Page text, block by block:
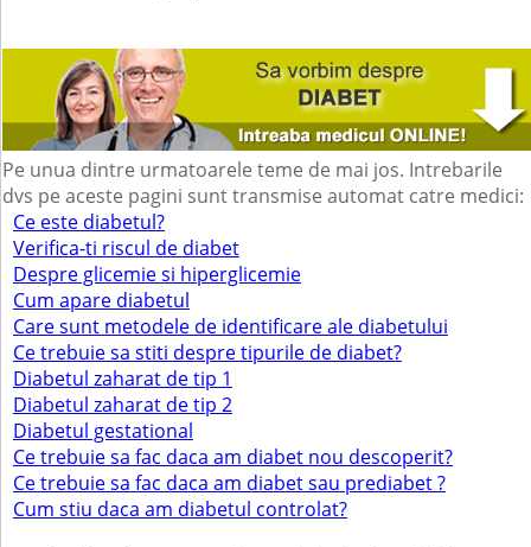
Pe unua dintre urmatoarele teme de mai jos. Intrebarile
dvs pe aceste pagini sunt transmise automat catre medici:
Ce este diabetul?
Verifica-ti riscul de diabet
Despre glicemie si hiperglicemie
Cum apare diabetul
Care sunt metodele de identificare ale diabetului
Ce trebuie sa stiti despre tipurile de diabet?
Diabetul zaharat de tip 1
Diabetul zaharat de tip 2
Diabetul gestational
Ce trebuie sa fac daca am diabet nou descoperit?
Ce trebuie sa fac daca am diabet sau prediabet ?
Cum stiu daca am diabetul controlat?